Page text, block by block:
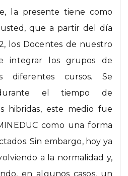
la presente tiene como
que a partir del día
los Docentes de nuestro
integrar los grupos de
diferentes cursos. Se
el tiempo de
hibridas, este medio fue
como una forma
Sin embargo, hoy ya
a la normalidad y,
en algunos casos, un